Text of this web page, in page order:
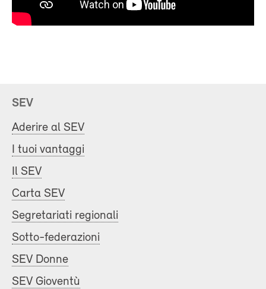
SEV
Aderire al SEV
I tuoi vantaggi
Il SEV
Carta SEV
Segretariati regionali
Sotto-federazioni
SEV Donne
SEV Gioventù